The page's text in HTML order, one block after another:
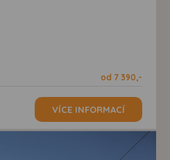
od 7 390,-
VÍCE INFORMACÍ